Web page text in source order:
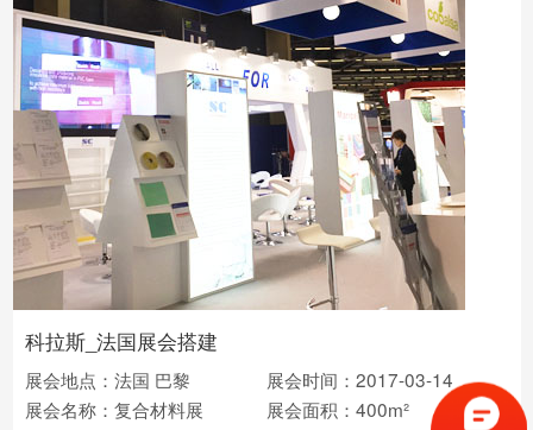
科拉斯_法国展会搭建
展会地点：法国 巴黎
展会时间：2017-03-14
展会名称：复合材料展
展会面积：400m²